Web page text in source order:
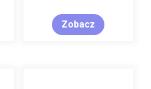
Zobacz